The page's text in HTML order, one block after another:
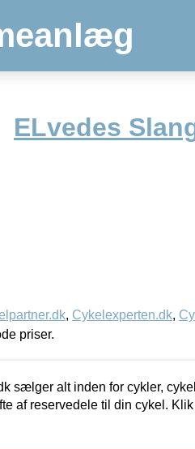
ELvedes
, Cykelexperten.dk,
priser.
sælger alt inden for cykler,
af reservedele til din cykel.